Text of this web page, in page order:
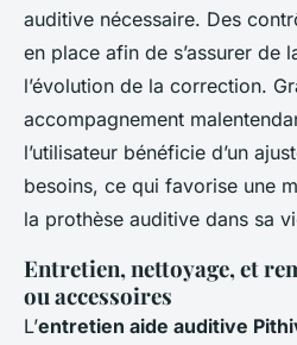
auditive nécessaire. Des
en place afin de s’assurer de
l’évolution de la correction.
accompagnement
l’utilisateur bénéficie d’un
besoins, ce qui favorise une
la prothèse auditive dans sa
Entretien, nettoyage, et
ou accessoires
L’entretien aide auditive